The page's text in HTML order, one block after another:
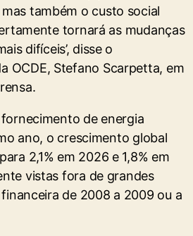
também o custo social
tornará as mudanças
difíceis’, disse ⁠o
OCDE, Stefano Scarpetta, em
de energia
ano, o crescimento global
2,1% em 2026 e 1,8% em
vistas fora de grandes
de 2008 a 2009 ou a